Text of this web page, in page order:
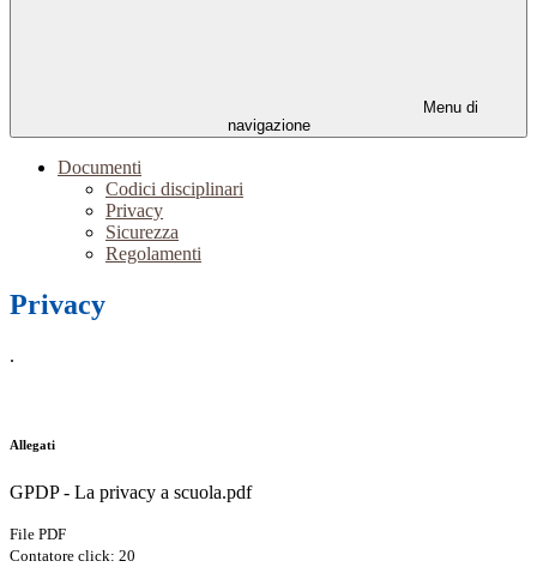
Menu di
navigazione
Documenti
Codici disciplinari
Privacy
Sicurezza
Regolamenti
Privacy
.
Allegati
GPDP - La privacy a scuola.pdf
File PDF
Contatore click: 20